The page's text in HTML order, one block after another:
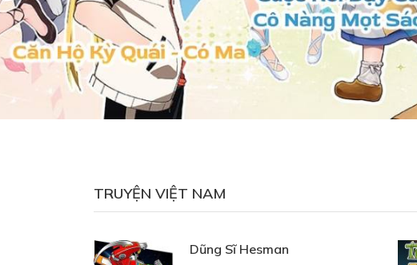
TRUYỆN VIỆT NAM
Dũng Sĩ Hesman